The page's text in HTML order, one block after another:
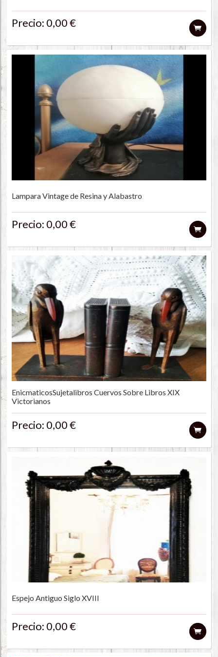
Precio: 0,00 €
Lampara Vintage de Resina y Alabastro
Precio: 0,00 €
EnicmaticosSujetalibros Cuervos Sobre Libros XIX
Victorianos
Precio: 0,00 €
Espejo Antiguo Siglo XVIII
Precio: 0,00 €